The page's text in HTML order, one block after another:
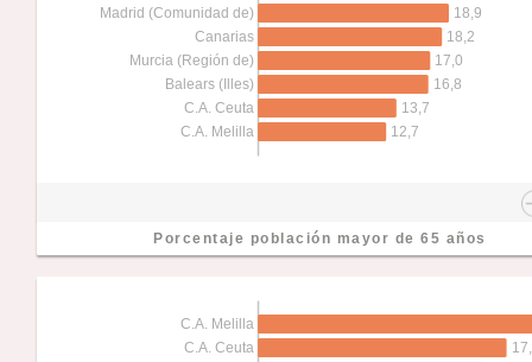
C.A. Melilla
C.A. Ceuta
Balears (Illes)
Murcia (Región de)
Canarias
Madrid (Comunidad de)
12,7
13,7
16,8
17,0
18,2
18,9
Porcentaje población mayor de 65 años
C.A. Ceuta
C.A. Melilla